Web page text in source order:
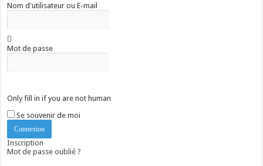
Nom d'utilisateur ou E-mail
Mot de passe
Only fill in if you are not human
Se souvenir de moi
Inscription
Mot de passe oublié ?